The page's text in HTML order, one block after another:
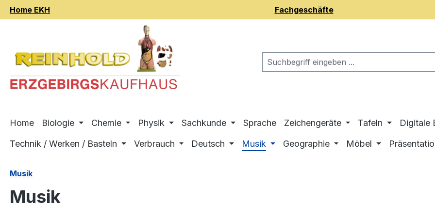
Hauptinhalt springen
Zur Suche springen
Zur Hauptnavigation springen
Home EKH Fachgeschäfte
Home Biologie Chemie Physik Sachkunde Sprache Zeichengeräte Tafeln Digitale
Technik / Werken / Basteln Verbrauch Deutsch Musik Geographie Möbel
Musik
Musik